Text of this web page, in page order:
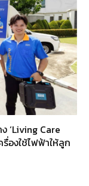
‘Living Care
รื่องใช้ไฟฟ้าให้ลูก